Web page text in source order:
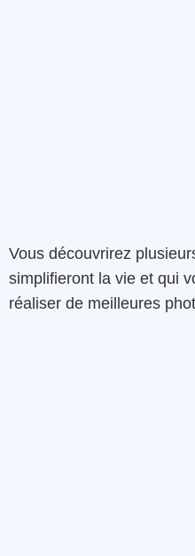
Vous découvrirez
simplifieront la vie et qui
réaliser de meilleures